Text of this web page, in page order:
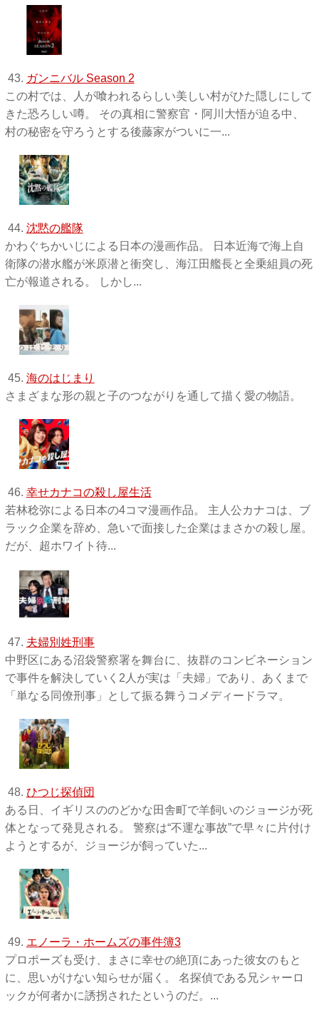
43. ガンニバル Season 2
この村では、人が喰われるらしい美しい村がひた隠しにして
きた恐ろしい噂。 その真相に警察官・阿川大悟が迫る中、
村の秘密を守ろうとする後藤家がついに一...
44. 沈黙の艦隊
かわぐちかいじによる日本の漫画作品。 日本近海で海上自
衛隊の潜水艦が米原潜と衝突し、海江田艦長と全乗組員の死
亡が報道される。 しかし...
45. 海のはじまり
さまざまな形の親と子のつながりを通して描く愛の物語。
46. 幸せカナコの殺し屋生活
若林稔弥による日本の4コマ漫画作品。 主人公カナコは、ブ
ラック企業を辞め、急いで面接した企業はまさかの殺し屋。
だが、超ホワイト待...
47. 夫婦別姓刑事
中野区にある沼袋警察署を舞台に、抜群のコンビネーション
で事件を解決していく2人が実は「夫婦」であり、あくまで
「単なる同僚刑事」として振る舞うコメディードラマ。
48. ひつじ探偵団
ある日、イギリスののどかな田舎町で羊飼いのジョージが死
体となって発見される。 警察は“不運な事故”で早々に片付け
ようとするが、ジョージが飼っていた...
49. エノーラ・ホームズの事件簿3
プロポーズも受け、まさに幸せの絶頂にあった彼女のもと
に、思いがけない知らせが届く。 名探偵である兄シャーロ
ックが何者かに誘拐されたというのだ。...